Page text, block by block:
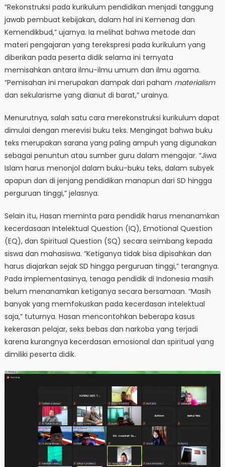
“Rekonstruksi pada kurikulum pendidikan menjadi tanggung
jawab pembuat kebijakan, dalam hal ini Kemenag dan
Kemendikbud,” ujarnya. Ia melihat bahwa metode dan
materi pengajaran yang terekspresi pada kurikulum yang
diberikan pada peserta didik selama ini ternyata
memisahkan antara ilmu-ilmu umum dan ilmu agama.
“Pemisahan ini merupakan dampak dari paham materialism
dan sekularisme yang dianut di barat,” urainya.
Menurutnya, salah satu cara merekonstruksi kurikulum dapat
dimulai dengan merevisi buku teks. Mengingat bahwa buku
teks merupakan sarana yang paling ampuh yang digunakan
sebagai penuntun atau sumber guru dalam mengajar. “Jiwa
Islam harus menonjol dalam buku-buku teks, dalam subyek
apapun dan di jenjang pendidikan manapun dari SD hingga
perguruan tinggi,” jelasnya.
Selain itu, Hasan meminta para pendidik harus menanamkan
kecerdasaan Intelektual Question (IQ), Emotional Question
(EQ), dan Spiritual Question (SQ) secara seimbang kepada
siswa dan mahasiswa. “Ketiganya tidak bisa dipisahkan dan
harus diajarkan sejak SD hingga perguruan tinggi,” terangnya.
Pada implementasinya, tenaga pendidik di Indonesia masih
belum menanamkan ketiganya secara bersamaan. “Masih
banyak yang memfokuskan pada kecerdasan intelektual
saja,” tuturnya. Hasan mencontohkan beberapa kasus
kekerasan pelajar, seks bebas dan narkoba yang terjadi
karena kurangnya kecerdasan emosional dan spiritual yang
dimiliki peserta didik.